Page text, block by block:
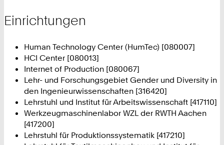
Einrichtungen
Human Technology Center (HumTec) [080007]
HCI Center [080013]
Internet of Production [080067]
Lehr- und Forschungsgebiet Gender und Diversity in
den Ingenieurwissenschaften [316420]
Lehrstuhl und Institut für Arbeitswissenschaft [417110]
Werkzeugmaschinenlabor WZL der RWTH Aachen
[417200]
Lehrstuhl für Produktionssystematik [417210]